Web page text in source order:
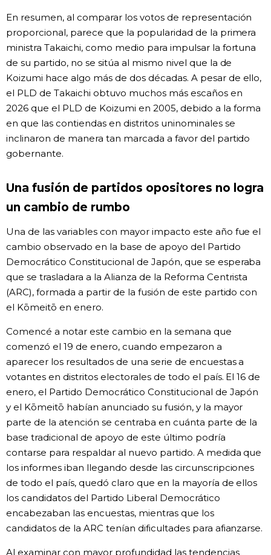
En resumen, al comparar los votos de representación
proporcional, parece que la popularidad de la primera
ministra Takaichi, como medio para impulsar la fortuna
de su partido, no se sitúa al mismo nivel que la de
Koizumi hace algo más de dos décadas. A pesar de ello,
el PLD de Takaichi obtuvo muchos más escaños en
2026 que el PLD de Koizumi en 2005, debido a la forma
en que las contiendas en distritos uninominales se
inclinaron de manera tan marcada a favor del partido
gobernante.
Una fusión de partidos opositores no logra
un cambio de rumbo
Una de las variables con mayor impacto este año fue el
cambio observado en la base de apoyo del Partido
Democrático Constitucional de Japón, que se esperaba
que se trasladara a la Alianza de la Reforma Centrista
(ARC), formada a partir de la fusión de este partido con
el Kōmeitō en enero.
Comencé a notar este cambio en la semana que
comenzó el 19 de enero, cuando empezaron a
aparecer los resultados de una serie de encuestas a
votantes en distritos electorales de todo el país. El 16 de
enero, el Partido Democrático Constitucional de Japón
y el Kōmeitō habían anunciado su fusión, y la mayor
parte de la atención se centraba en cuánta parte de la
base tradicional de apoyo de este último podría
contarse para respaldar al nuevo partido. A medida que
los informes iban llegando desde las circunscripciones
de todo el país, quedó claro que en la mayoría de ellos
los candidatos del Partido Liberal Democrático
encabezaban las encuestas, mientras que los
candidatos de la ARC tenían dificultades para afianzarse.
Al examinar con mayor profundidad las tendencias